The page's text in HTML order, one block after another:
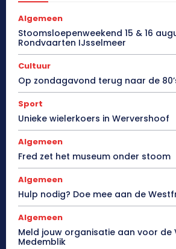
Algemeen
Stoomsloepenweekend 15 & 16
Rondvaarten IJsselmeer
Cultuur
Op zondagavond terug naar de
Sport
Unieke wielerkoers in Wervershoof
Algemeen
Fred zet het museum onder stoom
Algemeen
Hulp nodig? Doe mee aan de
Algemeen
Meld jouw organisatie aan voor de
Medemblik